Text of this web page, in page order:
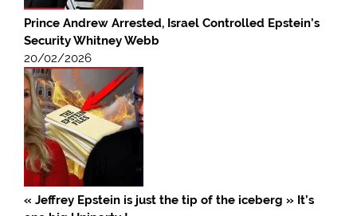
Prince Andrew Arrested, Israel Controlled Epstein’s
Security Whitney Webb
20/02/2026
« Jeffrey Epstein is just the tip of the iceberg » It’s